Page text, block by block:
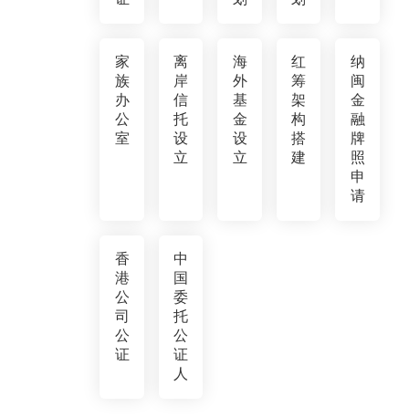
家
族
办
公
室
离
岸
信
托
设
立
海
外
基
金
设
立
红
筹
架
构
搭
建
纳
闽
金
融
牌
照
申
请
香
港
公
司
公
证
中
国
委
托
公
证
人